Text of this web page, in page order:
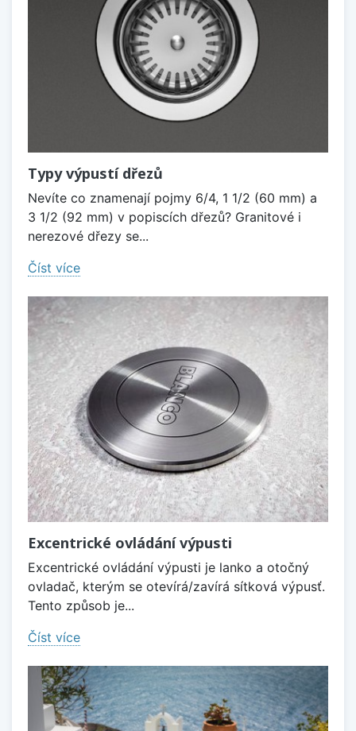
Typy výpustí dřezů
Nevíte co znamenají pojmy 6/4, 1 1/2 (60 mm) a
3 1/2 (92 mm) v popiscích dřezů? Granitové i
nerezové dřezy se...
Číst více
Excentrické ovládání výpusti
Excentrické ovládání výpusti je lanko a otočný
ovladač, kterým se otevírá/zavírá sítková výpusť.
Tento způsob je...
Číst více